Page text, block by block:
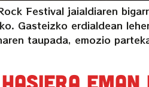
Festival jaialdiaren
Gasteizko erdialdean
taupada, emozio